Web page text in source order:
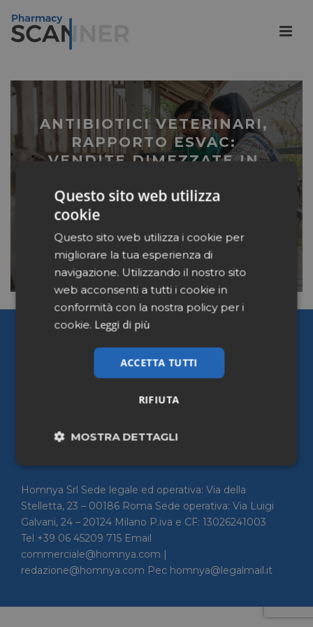
ANTIBIOTICI VETERINARI,
RAPPORTO ESVAC:
VENDITE DIMEZZATE IN
ANCHE MEGLIO
LEGGI
Pharmacy Scanner
Cookie policy
Accessibilità
Homnya Srl Sede legale ed operativa: Via della
Stelletta, 23 – 00186 Roma Sede operativa: Via Luigi
Galvani, 24 – 20124 Milano P.iva e CF: 13026241003
Tel +39 06 45209 715 Email
commerciale@homnya.com |
redazione@homnya.com Pec homnya@legalmail.it
Questo sito web utilizza
cookie
Questo sito web utilizza i cookie per
migliorare la tua esperienza di
navigazione. Utilizzando il nostro sito
web acconsenti a tutti i cookie in
conformità con la nostra policy per i
cookie. Leggi di più
ACCETTA TUTTI
RIFIUTA
MOSTRA DETTAGLI
Necessari Marketing
Non classificati